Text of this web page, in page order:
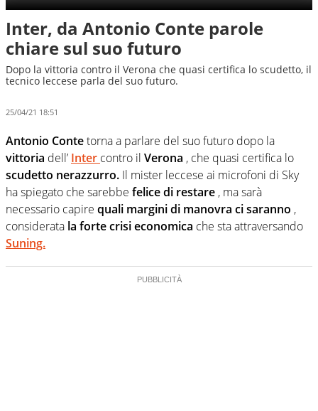
Inter, da Antonio Conte parole
chiare sul suo futuro
Dopo la vittoria contro il Verona che quasi certifica lo scudetto, il
tecnico leccese parla del suo futuro.
25/04/21 18:51
Antonio Contetorna a parlare del suo futuro dopo la
vittoria dell’ Inter contro il Verona , che quasi certifica lo
scudetto nerazzurro. Il mister leccese ai microfoni di Sky
ha spiegato che sarebbe felice di restare , ma sarà
necessario capire quali margini di manovra ci saranno ,
considerata la forte crisi economica che sta attraversando
Suning.